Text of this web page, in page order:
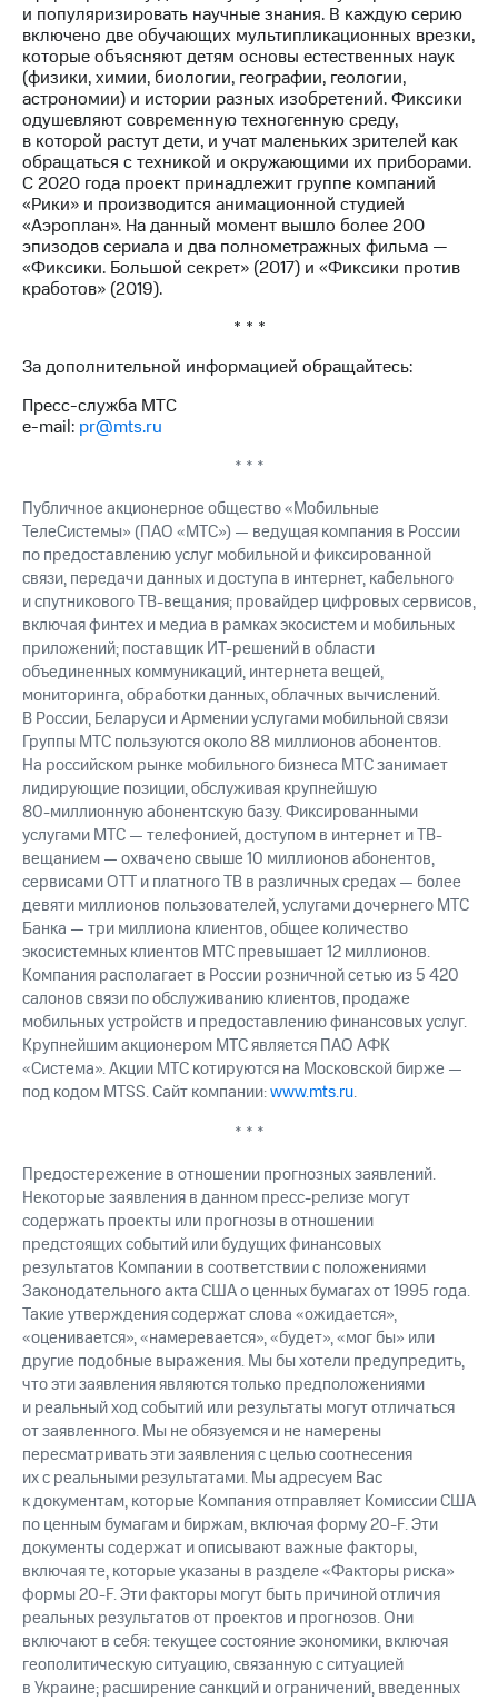
и популяризировать научные знания. В каждую серию
включено две обучающих мультипликационных врезки,
которые объясняют детям основы естественных наук
(физики, химии, биологии, географии, геологии,
астрономии) и истории разных изобретений. Фиксики
одушевляют современную техногенную среду,
в которой растут дети, и учат маленьких зрителей как
обращаться с техникой и окружающими их приборами.
С 2020 года проект принадлежит группе компаний
«Рики» и производится анимационной студией
«Аэроплан». На данный момент вышло более 200
эпизодов сериала и два полнометражных фильма —
«Фиксики. Большой секрет» (2017) и «Фиксики против
кработов» (2019).
* * *
За дополнительной информацией обращайтесь:
Пресс-служба МТС
e-mail: pr@mts.ru
* * *
Публичное акционерное общество «Мобильные
ТелеСистемы» (ПАО «МТС») — ведущая компания в России
по предоставлению услуг мобильной и фиксированной
связи, передачи данных и доступа в интернет, кабельного
и спутникового ТВ-вещания; провайдер цифровых сервисов,
включая финтех и медиа в рамках экосистем и мобильных
приложений; поставщик ИТ-решений в области
объединенных коммуникаций, интернета вещей,
мониторинга, обработки данных, облачных вычислений.
В России, Беларуси и Армении услугами мобильной связи
Группы МТС пользуются около 88 миллионов абонентов.
На российском рынке мобильного бизнеса МТС занимает
лидирующие позиции, обслуживая крупнейшую
80-миллионнуюабонентскую базу. Фиксированными
услугами МТС — телефонией, доступом в интернет и ТВ-
вещанием — охвачено свыше 10 миллионов абонентов,
сервисами OTT и платного ТВ в различных средах — более
девяти миллионов пользователей, услугами дочернего МТС
Банка — три миллиона клиентов, общее количество
экосистемных клиентов МТС превышает 12 миллионов.
Компания располагает в России розничной сетью из 5 420
салонов связи по обслуживанию клиентов, продаже
мобильных устройств и предоставлению финансовых услуг.
Крупнейшим акционером МТС является ПАО АФК
«Система». Акции МТС котируются на Московской бирже —
под кодом MTSS. Сайт компании:www.mts.ru.
* * *
Предостережение в отношении прогнозных заявлений.
Некоторые заявления в данном пресс-релизе могут
содержать проекты или прогнозы в отношении
предстоящих событий или будущих финансовых
результатов Компании в соответствии с положениями
Законодательного акта США о ценных бумагах от 1995 года.
Такие утверждения содержат слова «ожидается»,
«оценивается», «намеревается», «будет», «мог бы» или
другие подобные выражения. Мы бы хотели предупредить,
что эти заявления являются только предположениями
и реальный ход событий или результаты могут отличаться
от заявленного. Мы не обязуемся и не намерены
пересматривать эти заявления с целью соотнесения
их с реальными результатами. Мы адресуем Вас
к документам, которые Компания отправляет Комиссии США
по ценным бумагам и биржам, включая форму20-F.Эти
документы содержат и описывают важные факторы,
включая те, которые указаны в разделе «Факторы риска»
формы20-F.Эти факторы могут быть причиной отличия
реальных результатов от проектов и прогнозов. Они
включают в себя: текущее состояние экономики, включая
геополитическую ситуацию, связанную с ситуацией
в Украине; расширение санкций и ограничений, введенных